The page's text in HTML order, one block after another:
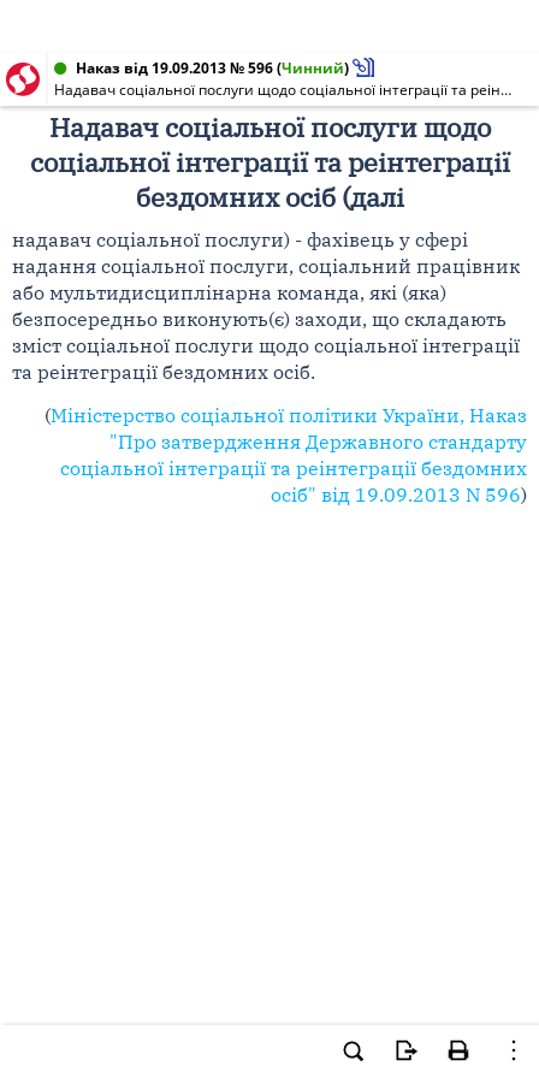
Наказ від 19.09.2013 № 596(Чинний)
Надавач соціальної послуги щодо соціальної інтеграції та реінтеграції бездомних осіб